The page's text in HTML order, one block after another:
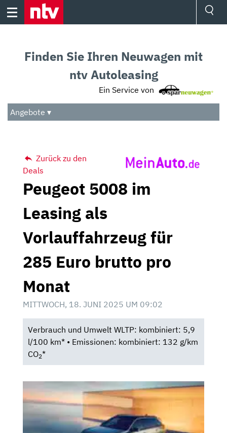
Skip
Audio
Das Beste
Finden Sie Ihren Neuwagen mit
ntv Autoleasing
Ein Service von
Angebote ▾
Zurück zu den
Deals
Peugeot 5008 im
Leasing als
Vorlauffahrzeug für
285 Euro brutto pro
Monat
MITTWOCH, 18. JUNI 2025 UM 09:02
Verbrauch und Umwelt WLTP: kombiniert: 5,9
l/100 km* • Emissionen: kombiniert: 132 g/km
CO2*